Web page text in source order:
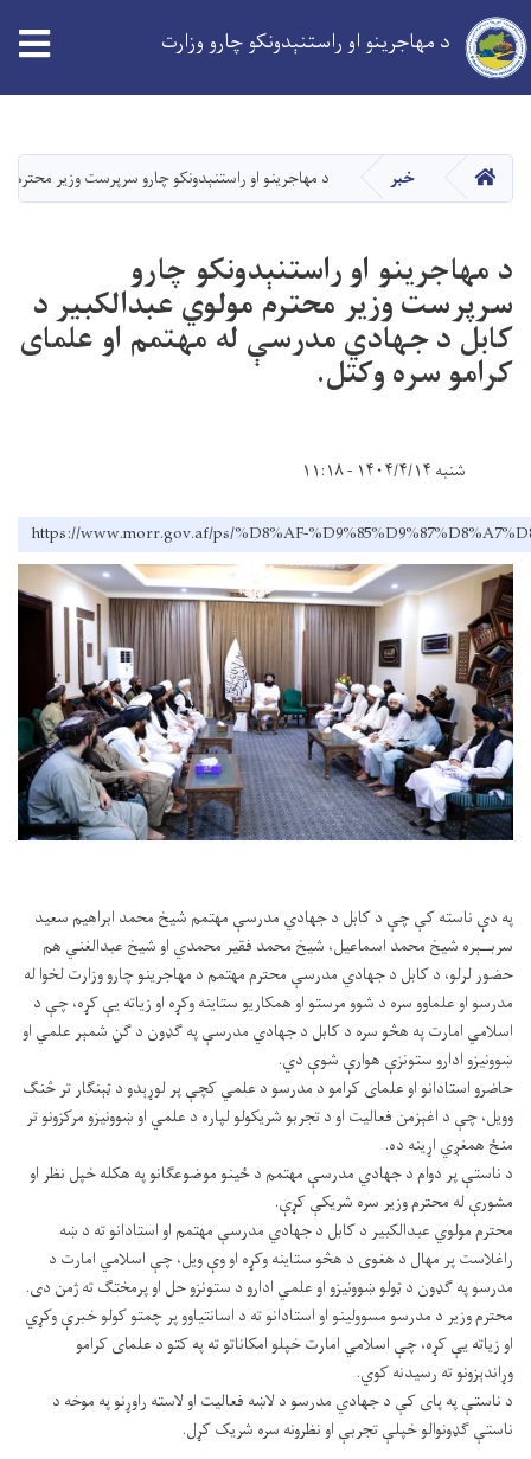
main
content
د مهاجرینو او راستنېدونکو چارو وزارت
کورپاڼه خبر د مهاجرینو او راستنېدونکو چارو سرپرست وزیر
د مهاجرینو او راستنېدونکو چارو
سرپرست وزیر محترم مولوي عبدالکبیر د
کابل د جهادي مدرسې له مهتمم او علمای
کرامو سره وکتل.
شنبه ۱۴۰۴/۴/۱۴ - ۱۱:۱۸
https://www.morr.gov.af/ps/%D8%AF-
په دې ناسته کې چې د کابل د جهادي مدرسې مهتمم شیخ محمد ابراهیم سعید
سربــېره شیخ محمد اسماعیل، شیخ محمد فقیر محمدي او شیخ عبدالغني هم
حضور لرلو، د کابل د جهادي مدرسې محترم مهتمم د مهاجرینو چارو وزارت لخوا له
مدرسو او علماوو سره د شوو مرستو او همکاریو ستاینه وکړه او زیاته یې کړه، چې د
اسلامي امارت په هڅو سره د کابل د جهادي مدرسې په ګډون د ګڼ شمېر علمي او
ښوونیزو ادارو ستونزې هوارې شوې دي.
حاضرو استادانو او علمای کرامو د مدرسو د علمي کچې پر لوړېدو د ټېنګار تر څنګ
وویل، چې د اغېزمن فعالیت او د تجربو شریکولو لپاره د علمي او ښوونیزو مرکزونو تر
منځ همغږي اړینه ده.
د ناستې پر دوام د جهادي مدرسې مهتمم د ځینو موضوعګانو په هکله خپل نظر او
مشورې له محترم وزیر سره شریکې کړې.
محترم مولوي عبدالکبیر د کابل د جهادي مدرسې مهتمم او استادانو ته د ښه
راغلاست پر مهال د هغوی د هڅو ستاینه وکړه او وې ویل، چې اسلامي امارت د
مدرسو په ګډون د ټولو ښوونیزو او علمي ادارو د ستونزو حل او پرمختګ ته ژمن دی.
محترم وزیر د مدرسو مسوولینو او استادانو ته د اسانتیاوو پر چمتو کولو خبرې وکړي
او زیاته یې کړه، چې اسلامي امارت خپلو امکاناتو ته په کتو د علمای کرامو
وړاندېزونو ته رسیدنه کوي.
د ناستې په پای کې د جهادي مدرسو د لاښه فعالیت او لاسته راوړنو په موخه د
ناستې ګډونوالو خپلې تجربې او نظرونه سره شریک کړل.